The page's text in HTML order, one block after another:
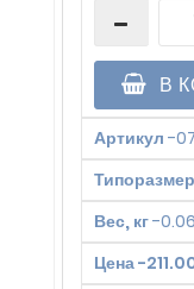
В
Артикул -
Типоразмер
Вес, кг-
Цена-